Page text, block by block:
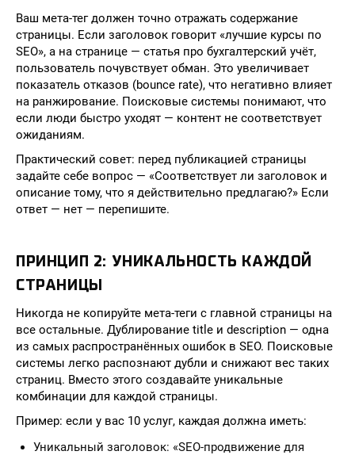
Ваш мета-тег должен точно отражать содержание
страницы. Если заголовок говорит «лучшие курсы по
SEO», а на странице — статья про бухгалтерский учёт,
пользователь почувствует обман. Это увеличивает
показатель отказов (bounce rate), что негативно влияет
на ранжирование. Поисковые системы понимают, что
если люди быстро уходят — контент не соответствует
ожиданиям.
Практический совет: перед публикацией страницы
задайте себе вопрос — «Соответствует ли заголовок и
описание тому, что я действительно предлагаю?» Если
ответ — нет — перепишите.
ПРИНЦИП 2: УНИКАЛЬНОСТЬ КАЖДОЙ
СТРАНИЦЫ
Никогда не копируйте мета-теги с главной страницы на
все остальные. Дублирование title и description — одна
из самых распространённых ошибок в SEO. Поисковые
системы легко распознают дубли и снижают вес таких
страниц. Вместо этого создавайте уникальные
комбинации для каждой страницы.
Пример: если у вас 10 услуг, каждая должна иметь:
Уникальный заголовок: «SEO-продвижение для